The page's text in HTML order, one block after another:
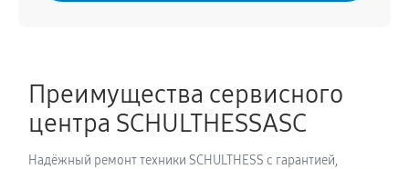
Замена дисплея сушильной машины SCHULTHESS
Spirit 660 Anthracite
Преимущества сервисного
центра SCHULTHESSASC
Надёжный ремонт техники SCHULTHESS с гарантией,